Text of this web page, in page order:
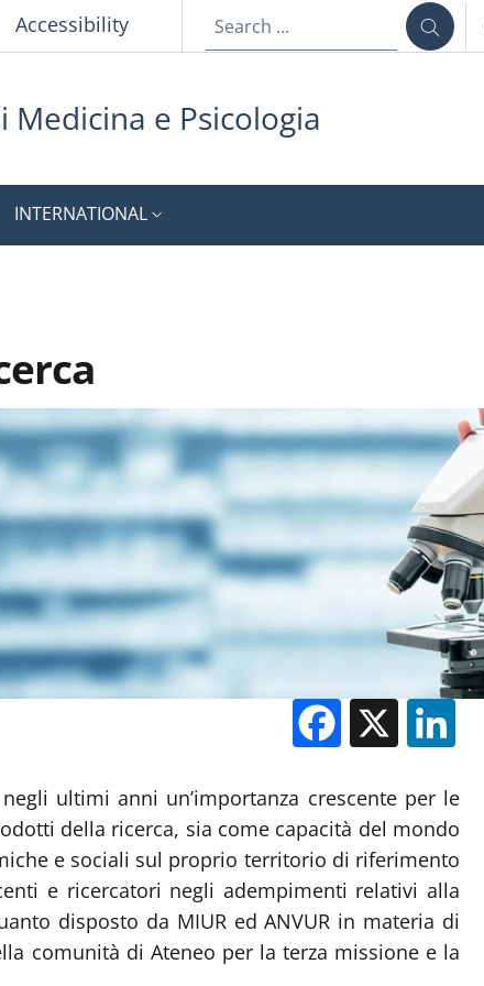
Accessibility
Medicina e Psicologia
INTERNATIONAL
Facebook
X
ultimi anni un’importanza crescente per le
della ricerca, sia come capacità del mondo
e sociali sul proprio territorio di riferimento
e ricercatori negli adempimenti relativi alla
disposto da MIUR ed ANVUR in materia di
comunità di Ateneo per la terza missione e la